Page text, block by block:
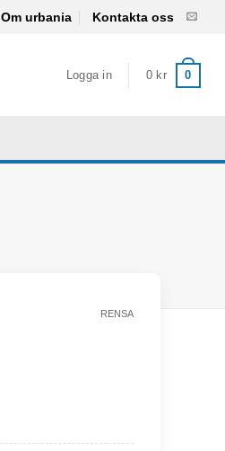
Om urbania Kontakta oss
Logga in 0 kr 0
RENSA